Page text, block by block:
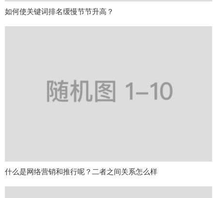
如何使关键词排名缓慢节节升高？
什么是网络营销和推行呢？二者之间关系怎么样